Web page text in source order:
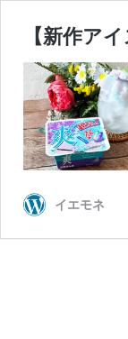
【新作ア
イエモネ